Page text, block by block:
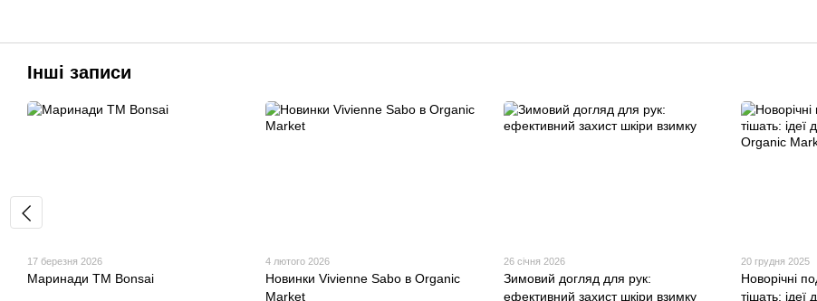
Інші записи
17 березня 2026
Маринади ТМ Bonsai
4 лютого 2026
Новинки Vivienne Sabo в Organic
Market
26 січня 2026
Зимовий догляд для рук:
ефективний захист шкіри взимку
20 грудня 2025
Новорічні
тішать: ідеї